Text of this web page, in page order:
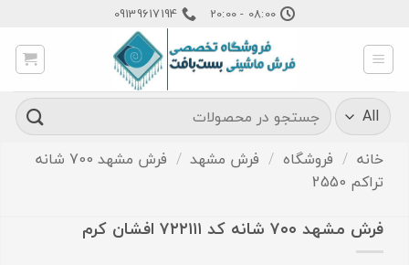
content
08:00 - 20:00
09139617194
جستجو
برای:
خانه / فروشگاه / فرش مشهد /
فرش مشهد 700 شانه
تراکم 2550
فرش مشهد ۷۰۰ شانه کد ۷۲۲۱۱۱ افشان کرم